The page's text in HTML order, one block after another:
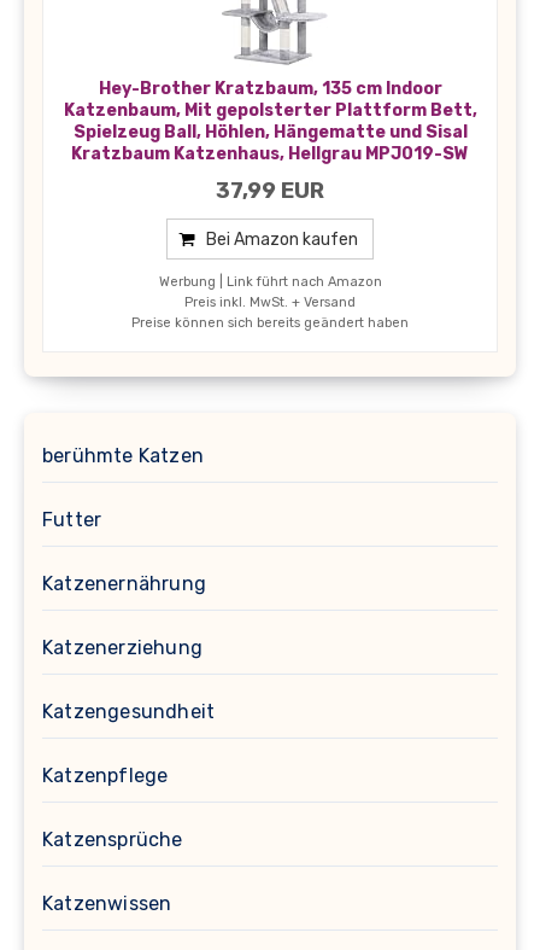
Hey-Brother Kratzbaum, 135 cm Indoor
Katzenbaum, Mit gepolsterter Plattform Bett,
Spielzeug Ball, Höhlen, Hängematte und Sisal
Kratzbaum Katzenhaus, Hellgrau MPJ019-SW
37,99 EUR
Bei Amazon kaufen
Werbung | Link führt nach Amazon
Preis inkl. MwSt. + Versand
Preise können sich bereits geändert haben
berühmte Katzen
Futter
Katzenernährung
Katzenerziehung
Katzengesundheit
Katzenpflege
Katzensprüche
Katzenwissen